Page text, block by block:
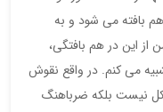
بافته می شود و به
این در هم بافتگی،
می کنم. در واقع نقوش
نیست بلکه ضرباهنگ